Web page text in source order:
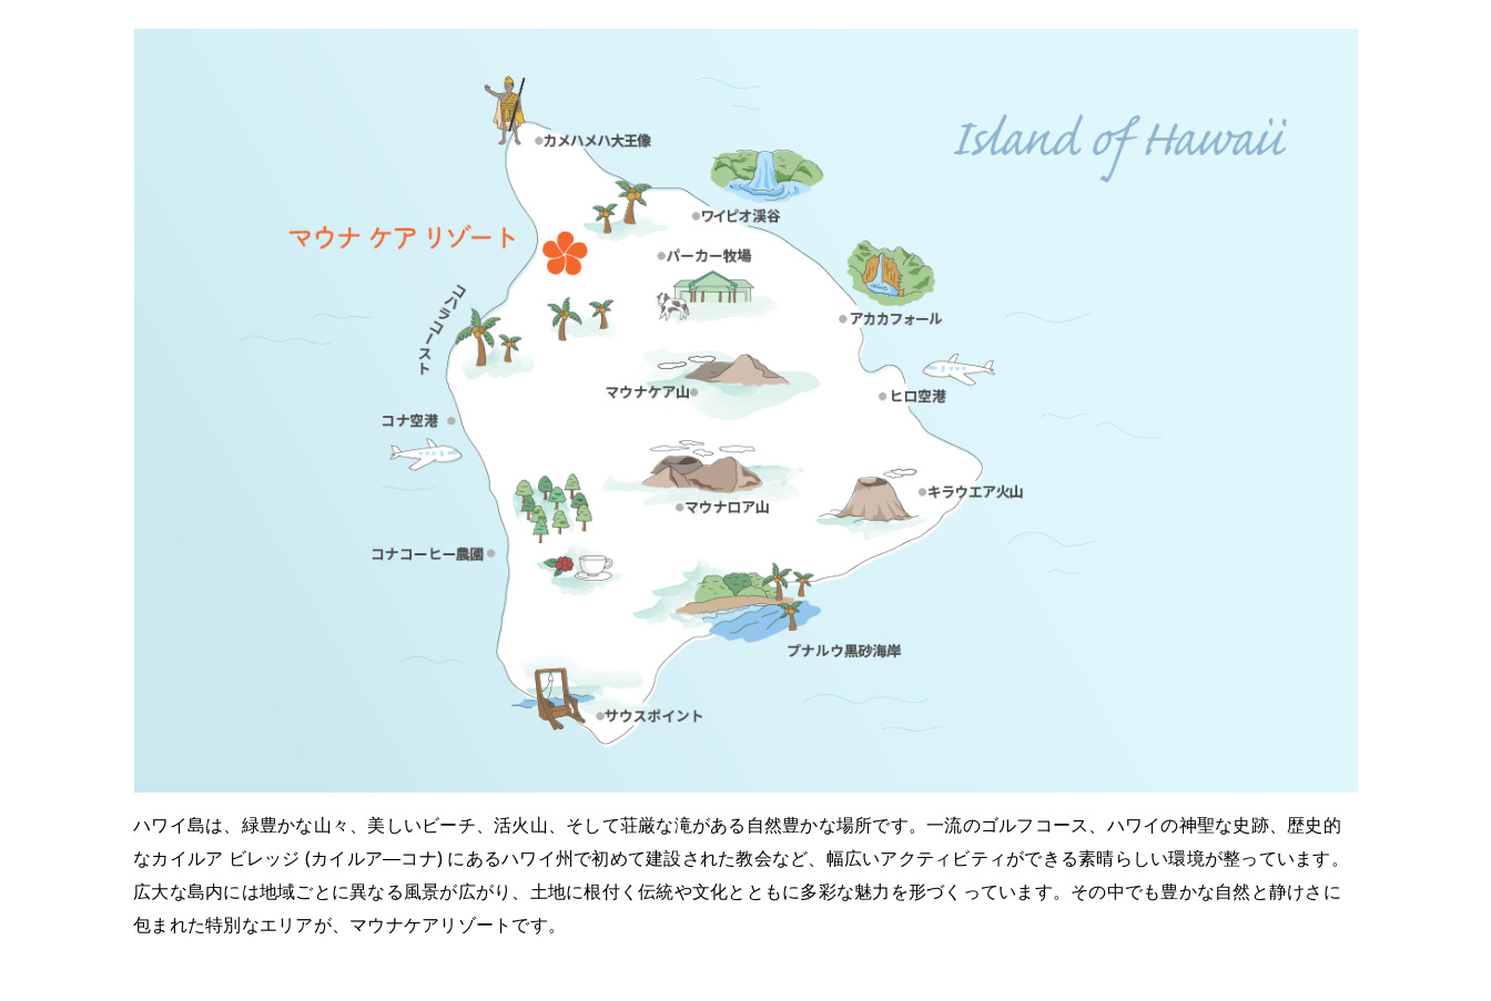
ハワイ島は、緑豊かな山々、美しいビーチ、活火山、そして荘厳な滝がある自然豊かな場所です。一流のゴルフコース、ハワイの神聖な史跡、歴史的
なカイルア ビレッジ (カイルア―コナ) にあるハワイ州で初めて建設された教会など、幅広いアクティビティができる素晴らしい環境が整っています。
広大な島内には地域ごとに異なる風景が広がり、土地に根付く伝統や文化とともに多彩な魅力を形づくっています。その中でも豊かな自然と静けさに
包まれた特別なエリアが、マウナケアリゾートです。